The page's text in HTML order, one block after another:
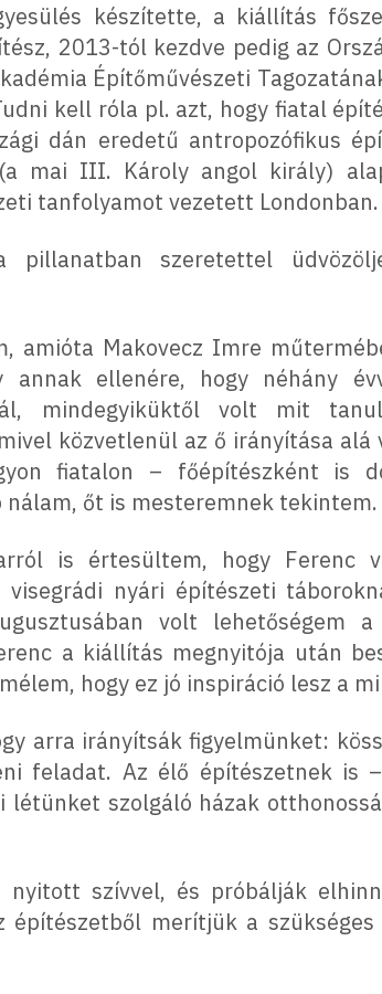
készítette, a kiállítás
2013-tól kezdve pedig az
Építőművészeti
kell róla pl. azt, hogy fiatal
dán eredetű antropozófikus
mai III. Károly angol király)
tanfolyamot vezetett Londonban.
pillanatban szeretettel
amióta Makovecz Imre
annak ellenére, hogy néhány
mindegyiküktől volt mit
közvetlenül az ő irányítása
fiatalon – főépítészként is
őt is mesteremnek tekintem.
is értesültem, hogy Ferenc
nyári építészeti
volt
a kiállítás megnyitója után
hogy ez jó inspiráció lesz a
arra irányítsák figyelmünket:
feladat. Az élő építészetnek is
szolgáló házak
szívvel, és próbálják
építészetből merítjük a